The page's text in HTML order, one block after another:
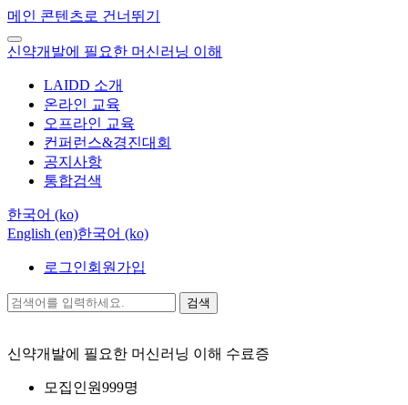
메인 콘텐츠로 건너뛰기
신약개발에 필요한 머신러닝 이해
LAIDD 소개
온라인 교육
오프라인 교육
컨퍼런스&경진대회
공지사항
통합검색
한국어 ‎(ko)‎
English ‎(en)‎한국어 ‎(ko)‎
로그인회원가입
검색
신약개발에 필요한 머신러닝 이해 수료증
모집인원999명